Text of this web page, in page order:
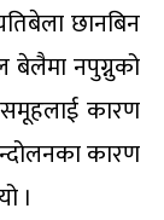
छानबिन
नपुग्नुको
समूहलाई कारण
कारण
।